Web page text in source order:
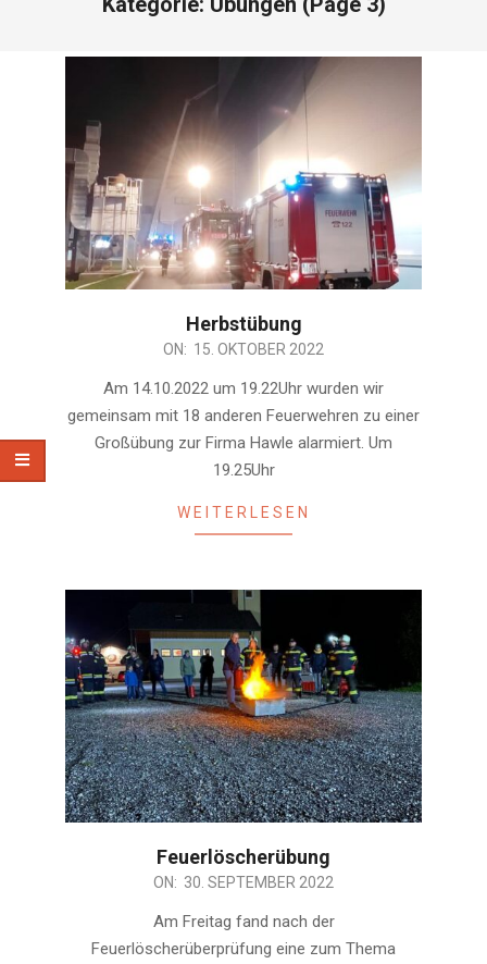
Herbstübung
ON: 15. OKTOBER 2022
Am 14.10.2022 um 19.22Uhr wurden wir
gemeinsam mit 18 anderen Feuerwehren zu einer
Großübung zur Firma Hawle alarmiert. Um
19.25Uhr
WEITERLESEN
Feuerlöscherübung
ON: 30. SEPTEMBER 2022
Am Freitag fand nach der
Feuerlöscherüberprüfung eine zum Thema